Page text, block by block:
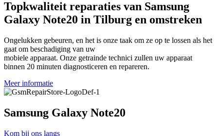
Topkwaliteit reparaties van Samsung
Galaxy Note20 in Tilburg en omstreken
Ongelukken gebeuren, en het is onze taak om ze op te lossen als het
gaat om beschadiging van uw
mobiele apparaat. Onze getrainde technici zullen uw apparaat
binnen 20 minuten diagnosticeren en repareren.
Meer informatie
Samsung Galaxy Note20
Kom bij ons langs